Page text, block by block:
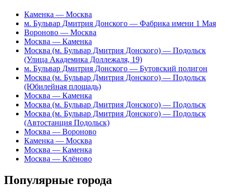
Каменка — Москва
м. Бульвар Дмитрия Донского — Фабрика имени 1 Мая
Вороново — Москва
Москва — Каменка
Москва (м. Бульвар Дмитрия Донского) — Подольск
(Улица Академика Доллежаля, 19)
м. Бульвар Дмитрия Донского — Бутовский полигон
Москва (м. Бульвар Дмитрия Донского) — Подольск
(Юбилейная площадь)
Москва — Каменка
Москва (м. Бульвар Дмитрия Донского) — Подольск
Москва (м. Бульвар Дмитрия Донского) — Подольск
(Автостанция Подольск)
Москва — Вороново
Каменка — Москва
Москва — Каменка
Москва — Клёново
Популярные города